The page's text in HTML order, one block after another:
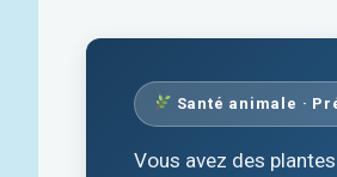
Santé animale ·
Vous avez des